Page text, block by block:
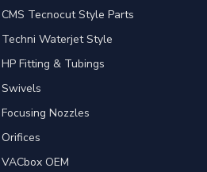
CMS Tecnocut Style Parts
Techni Waterjet Style
HP Fitting & Tubings
Swivels
Focusing Nozzles
Orifices
VACbox OEM